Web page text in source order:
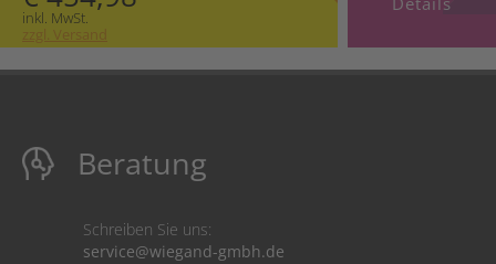
inkl. MwSt.
zzgl. Versand
Beratung
Schreiben Sie uns:
service@wiegand-gmbh.de